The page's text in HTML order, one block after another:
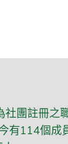
團註冊之
有114個成